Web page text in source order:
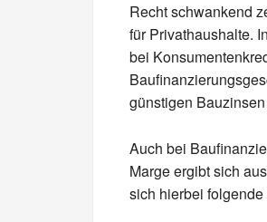
Recht schwankend
für Privathaushalte.
bei
günstigen
Auch bei
Marge ergibt sich
sich hierbei folgende